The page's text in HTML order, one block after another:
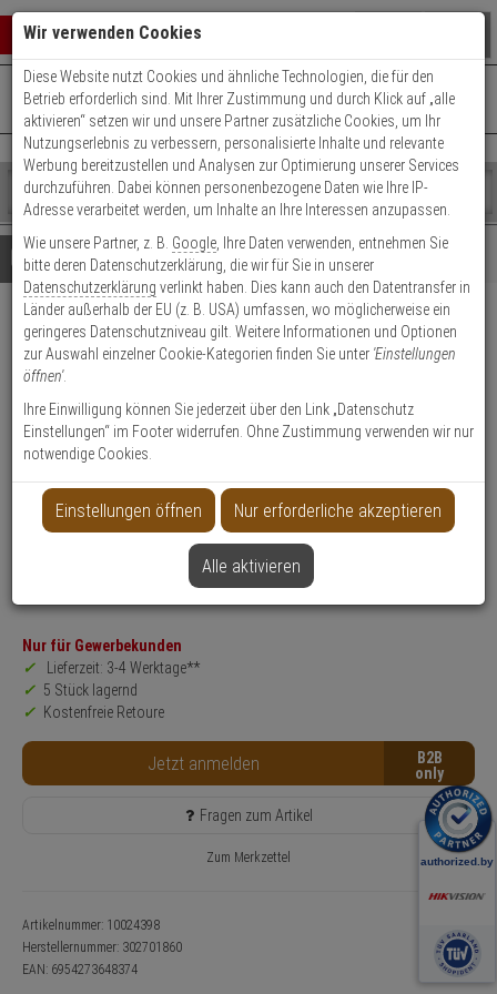
Warenkorb schließen
0 ARTIKEL IM WARENKORB
Ihr Warenkorb ist momentan leer.
Ergebnisse ()
Fertig
Shop
durchsuchen
Bitte
geben
Sie
mindestens
Zeichen
ein,
um
Suche
Es
wurde
noch
Kategorien
Suche
gestartet
+49 (0)821 899 493-0Mo. - Do.: 8:00 - 16:30 | Fr.: 8:00 - 14:00 Uhr
Kontaktservice nutzen
Details Beratung
HIKVision DS-1475ZJ-SUS
Mastmontageadapter
Produktmerkmale
Datenblatt drucken
Produktinformationen
Halterung, Zubehörartikel
Anwendung: Videoüberwachung
Nur für Gewerbekunden
Lieferzeit: 3-4 Werktage**
5 Stück lagernd
Kostenfreie Retoure
Jetzt anmelden B2B
Fragen zum Artikel
Zum Merkzettel
Artikelnummer: 10024398
Herstellernummer: 302701860
EAN: 6954273648374
Wir verwenden Cookies
Diese Website nutzt Cookies und ähnliche Technologien, die für den
Betrieb erforderlich sind. Mit Ihrer Zustimmung und durch Klick auf „alle
aktivieren“ setzen wir und unsere Partner zusätzliche Cookies, um Ihr
Nutzungserlebnis zu verbessern, personalisierte Inhalte und relevante
Werbung bereitzustellen und Analysen zur Optimierung unserer Services
durchzuführen. Dabei können personenbezogene Daten wie Ihre IP-
Adresse verarbeitet werden, um Inhalte an Ihre Interessen anzupassen.
Wie unsere Partner, z. B. Google , Ihre Daten verwenden, entnehmen Sie
bitte deren Datenschutzerklärung, die wir für Sie in unserer
Datenschutzerklärung verlinkt haben. Dies kann auch den Datentransfer in
Länder außerhalb der EU (z. B. USA) umfassen, wo möglicherweise ein
geringeres Datenschutzniveau gilt. Weitere Informationen und Optionen
zur Auswahl einzelner Cookie-Kategorien finden Sie unter 'Einstellungen
öffnen'.
Ihre Einwilligung können Sie jederzeit über den Link „Datenschutz
Einstellungen“ im Footer widerrufen. Ohne Zustimmung verwenden wir nur
notwendige Cookies.
Einstellungen öffnen Nur erforderliche akzeptieren
Alle aktivieren